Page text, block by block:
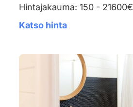
Hintajakauma: 150 - 21600€
Katso hinta